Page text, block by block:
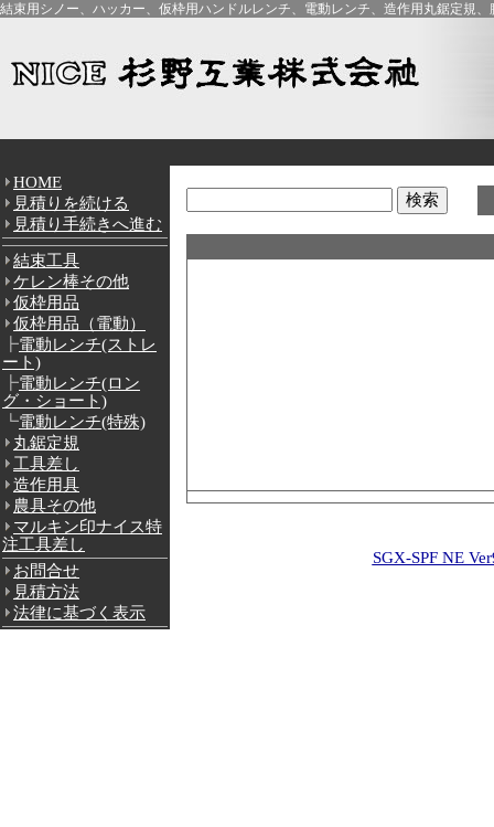
結束用シノー、ハッカー、仮枠用ハンドルレンチ、電動レンチ、造作用丸鋸定規
HOME
見積りを続ける
見積り手続きへ進む
結束工具
ケレン棒その他
仮枠用品
仮枠用品（電動）
┣電動レンチ(ストレ
ート)
┣電動レンチ(ロン
グ・ショート)
┗電動レンチ(特殊)
丸鋸定規
工具差し
造作用具
農具その他
マルキン印ナイス特
注工具差し
お問合せ
見積方法
法律に基づく表示
SGX-SPF NE